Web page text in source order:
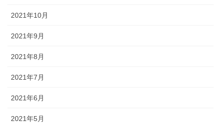
2021年10月
2021年9月
2021年8月
2021年7月
2021年6月
2021年5月